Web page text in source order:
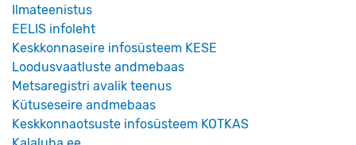
Ilmateenistus
EELIS infoleht
Keskkonnaseire infosüsteem KESE
Loodusvaatluste andmebaas
Metsaregistri avalik teenus
Kütuseseire andmebaas
Keskkonnaotsuste infosüsteem KOTKAS